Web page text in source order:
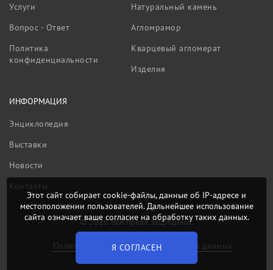
Услуги
Вопрос - Ответ
Политика
конфиденциальности
Натуральный камень
Агломрамор
Кварцевый агломерат
Изделия
ИНФОРМАЦИЯ
Энциклопедия
Выставки
Новости
Контакты
© 2026 Все права защищены.
Политика обработки персональных данных
Этот сайт собирает cookie-файлы, данные об IP-адресе и
местоположении пользователей. Дальнейшее использование
сайта означает ваше согласие на обработку таких данных.
Я СОГЛАСЕН